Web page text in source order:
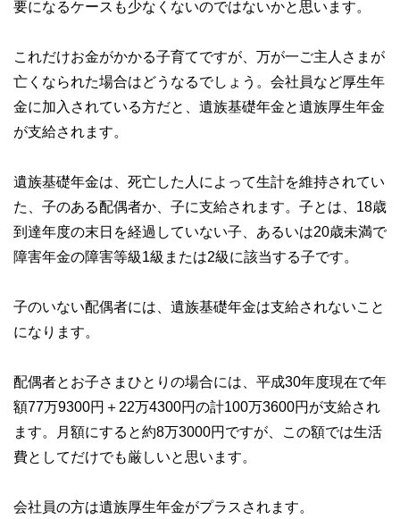
要になるケースも少なくないのではないかと思います。
これだけお金がかかる子育てですが、万が一ご主人さまが
亡くなられた場合はどうなるでしょう。会社員など厚生年
金に加入されている方だと、遺族基礎年金と遺族厚生年金
が支給されます。
遺族基礎年金は、死亡した人によって生計を維持されてい
た、子のある配偶者か、子に支給されます。子とは、18歳
到達年度の末日を経過していない子、あるいは20歳未満で
障害年金の障害等級1級または2級に該当する子です。
子のいない配偶者には、遺族基礎年金は支給されないこと
になります。
配偶者とお子さまひとりの場合には、平成30年度現在で年
額77万9300円＋22万4300円の計100万3600円が支給され
ます。月額にすると約8万3000円ですが、この額では生活
費としてだけでも厳しいと思います。
会社員の方は遺族厚生年金がプラスされます。